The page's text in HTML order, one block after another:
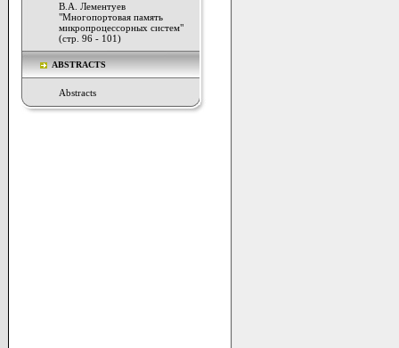
В.А. Лементуев
"Многопортовая память
микропроцессорных систем"
(стр. 96 - 101)
ABSTRACTS
Abstracts